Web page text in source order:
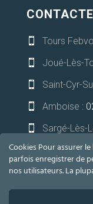
 Tours
 Joué-Lès-
 Saint-Cyr-
 Amboise :
 Sargé-Lès-
 Niort-

Cookies Pour assurer
parfois enregistrer de
nos utilisateurs. La